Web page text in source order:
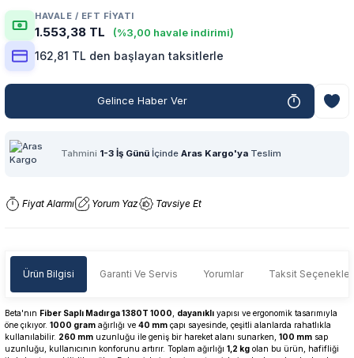
HAVALE / EFT FIYATI
1.553,38 TL (%3,00 havale indirimi)
162,81 TL den başlayan taksitlerle
Gelince Haber Ver
Tahmini 1-3 İş Günü İçinde Aras Kargo'ya Teslim
Fiyat Alarmı Yorum Yaz Tavsiye Et
Ürün Bilgisi Garanti Ve Servis Yorumlar Taksit
Beta'nın Fiber Saplı Madırga 1380T 1000 dayanıklı yapısı ve ergonomik tasarımıyla
öne çıkıyor. 1000 gram ağırlığı ve 40 mm çapı sayesinde, çeşitli alanlarda rahatlıkla
kullanılabilir. 260 mm uzunluğu ile geniş bir hareket alanı sunarken, 100 mm sap
uzunluğu, kullanıcının konforunu artırır. Toplam ağırlığı 1,2 kg olan bu ürün, hafifliği